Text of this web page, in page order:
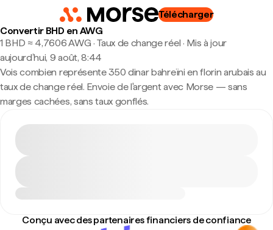
Télécharger
Convertir BHD en AWG
1 BHD ≈ 4,7606 AWG · Taux de change réel · Mis à jour
aujourd’hui, 9 août, 8:44
Vois combien représente 350 dinar bahreïni en florin arubais au
taux de change réel. Envoie de l'argent avec Morse — sans
marges cachées, sans taux gonflés.
Conçu avec des partenaires financiers de confiance